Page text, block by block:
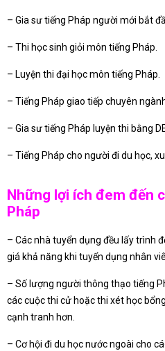
– Gia sư tiếng Pháp người mới bắt
– Thi học sinh giỏi môn tiếng Pháp.
– Luyện thi đại học môn tiếng Pháp.
– Tiếng Pháp giao tiếp chuyên
– Gia sư tiếng Pháp luyện thi bằng
– Tiếng Pháp cho người đi du học,
Những lợi ích đem đến
Pháp
– Các nhà tuyển dụng đều lấy trình
giá khả năng khi tuyển dụng nhân
– Số lượng người thông thạo tiếng
các cuộc thi cử hoặc thi xét học
cạnh tranh hơn.
– Cơ hội đi du học nước ngoài cho